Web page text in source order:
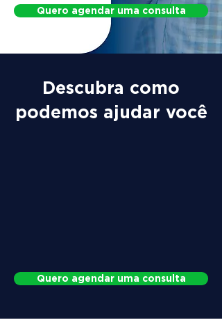
Quero agendar uma consulta
Descubra como
podemos ajudar você
Quero agendar uma consulta